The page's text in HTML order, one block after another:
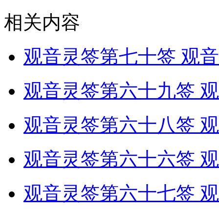
相关内容
观音灵签第七十签 观
观音灵签第六十九签
观音灵签第六十八签
观音灵签第六十六签
观音灵签第六十七签